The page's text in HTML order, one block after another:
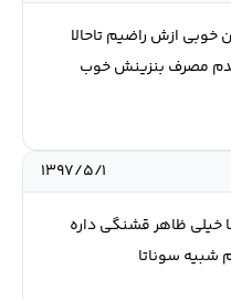
ماشین خوبی ازش راضیم تاحالا
مصرف بنزینش خوب
۱۳۹۷/۵/۱
خیلی ظاهر قشنگی داره
سوناتا